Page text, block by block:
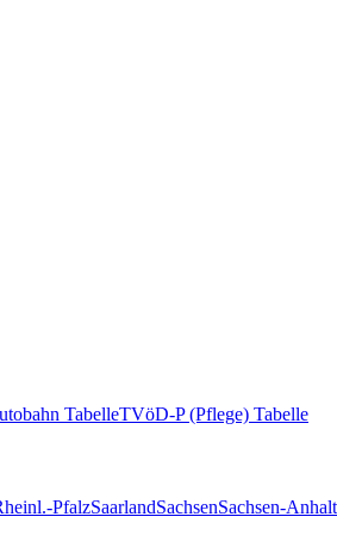
TabelleTVöD-P (Pflege) Tabelle
PfalzSaarlandSachsenSachsen-Anhalt